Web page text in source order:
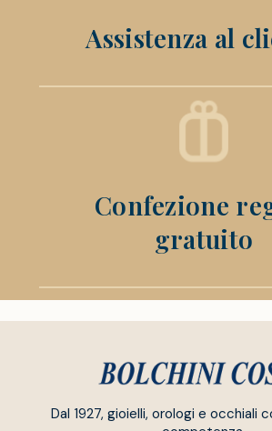
Assistenza al
Confezione
gratuito
Dal 1927, gioielli, orologi e occhiali